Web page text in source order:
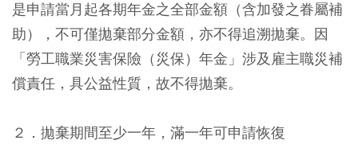
是申請當月起各期年金之全部金額（含加發之眷屬補
助），不可僅拋棄部分金額，亦不得追溯拋棄。因
「勞工職業災害保險（災保）年金」涉及雇主職災補
償責任，具公益性質，故不得拋棄。
２．拋棄期間至少一年，滿一年可申請恢復